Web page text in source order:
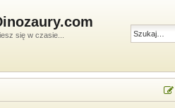
się w czasie...